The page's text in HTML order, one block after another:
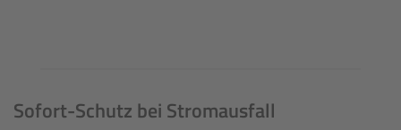
Sofort-Schutz bei Stromausfall